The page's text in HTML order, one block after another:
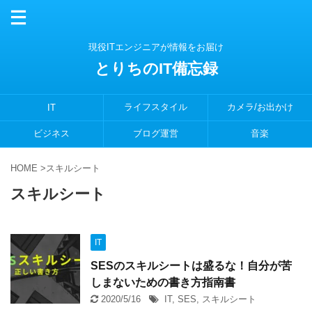
現役ITエンジニアが情報をお届け
とりちのIT備忘録
IT ライフスタイル カメラ/お出かけ
ビジネス ブログ運営 音楽
HOME >スキルシート
スキルシート
IT
SESのスキルシートは盛るな！自分が苦
しまないための書き方指南書
2020/5/16 IT, SES, スキルシート